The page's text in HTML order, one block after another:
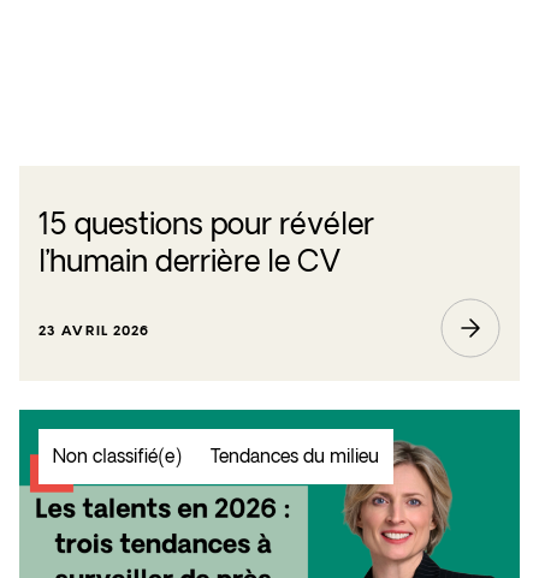
15 questions pour révéler
l’humain derrière le CV
23 AVRIL 2026
Non classifié(e) Tendances du milieu